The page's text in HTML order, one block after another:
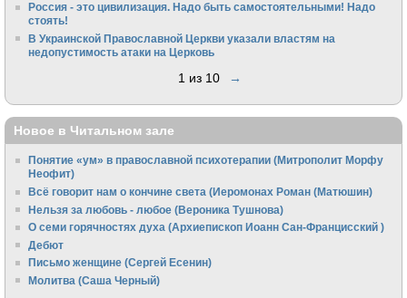
Россия - это цивилизация. Надо быть самостоятельными! Надо
стоять!
В Украинской Православной Церкви указали властям на
недопустимость атаки на Церковь
1 из 10 →
Новое в Читальном зале
Понятие «ум» в православной психотерапии (Митрополит Морфу
Неофит)
Всё говорит нам о кончине света (Иеромонах Роман (Матюшин)
Нельзя за любовь - любое (Вероника Тушнова)
О семи горячностях духа (Архиепископ Иоанн Сан-Францисский )
Дебют
Письмо женщине (Сергей Есенин)
Молитва (Саша Черный)